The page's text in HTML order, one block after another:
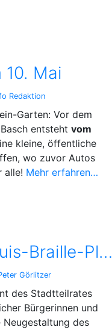
Mai
Redaktion
Garten: Vor dem
entstehtvom
kleine, öffentliche
wo zuvor Autos
alle! Mehr erfahren…
Grünes Licht für Neugestaltung des Louis-Braille-Platz
Görlitzer
des Stadtteilrates
Bürgerinnen und
des